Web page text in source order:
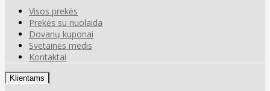
Visos prekės
Prekės su nuolaida
Dovanų kuponai
Svetainės medis
Kontaktai
Klientams